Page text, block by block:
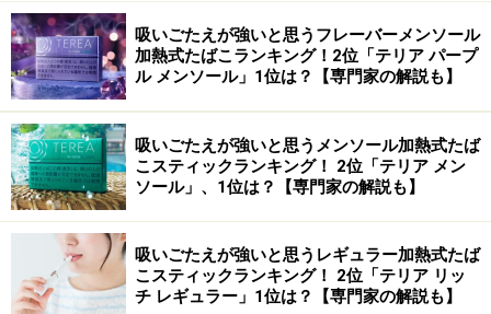
QCC3040 BLUETOOTHチップセットとBluetooth 5.2テク
ノロジーを採用したことで、安定した音楽再生を実現し
ています。
さらに12mmのダイナミックドライバー搭載、音声のノ
イズキャンセリング機能、1回の充電で最大5時間利用
（充電ケースを使用した場合最大20時間利用、1回10分
の充電でも最大1.5時間の再生）、タッチコントロール対
応、防塵・防水規格IP54（防塵レベル5、防水レベル4）
と日常で活用しやすい仕様です。
吸いごたえが強いと思うフレーバーメンソール
加熱式たばこランキング！2位「テリア パープ
ル メンソール」1位は？【専門家の解説も】
吸いごたえが強いと思うメンソール加熱式たば
こスティックランキング！ 2位「テリア メン
ソール」、1位は？【専門家の解説も】
吸いごたえが強いと思うレギュラー加熱式たば
こスティックランキング！ 2位「テリア リッ
チ レギュラー」1位は？【専門家の解説も】